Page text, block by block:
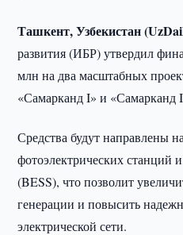
Ташкент, Узбекистан
развития (ИБР) утвердил
млн на два масштабных
«Самарканд I» и «Самарканд
Средства будут направлены
фотоэлектрических станций
(BESS), что позволит
генерации и повысить
электрической сети.